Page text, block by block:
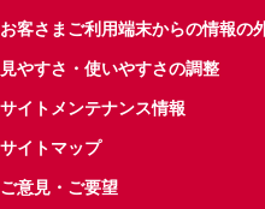
お客さまご利用端末からの情報の
見やすさ・使いやすさの調整
サイトメンテナンス情報
サイトマップ
ご意見・ご要望